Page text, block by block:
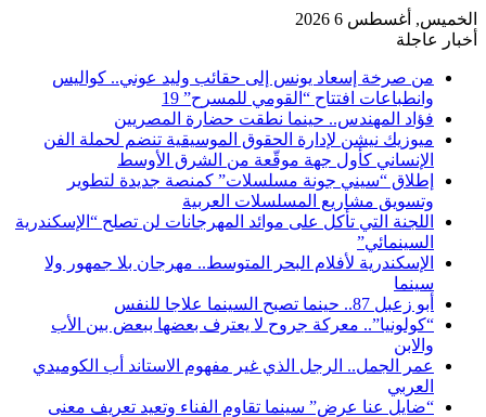
الخميس, أغسطس 6 2026
أخبار عاجلة
من صرخة إسعاد يونس إلى حقائب وليد عوني.. كواليس
وانطباعات افتتاح “القومي للمسرح” 19
فؤاد المهندس.. حينما نطقت حضارة المصريين
ميوزيك نيشن لإدارة الحقوق الموسيقية تنضم لحملة الفن
الإنساني كأول جهة موقّعة من الشرق الأوسط
إطلاق “سيني جونة مسلسلات” كمنصة جديدة لتطوير
وتسويق مشاريع المسلسلات العربية
اللجنة التي تأكل على موائد المهرجانات لن تصلح “الإسكندرية
السينمائي”
الإسكندرية لأفلام البحر المتوسط.. مهرجان بلا جمهور ولا
سينما
أبو زعبل 87.. حينما تصبح السينما علاجا للنفس
“كولونيا”.. معركة جروح لا يعترف بعضها ببعض بين الأب
والابن
عمر الجمل.. الرجل الذي غير مفهوم الاستاند أب الكوميدي
العربي
“ضايل عنا عرض” سينما تقاوم الفناء وتعيد تعريف معنى